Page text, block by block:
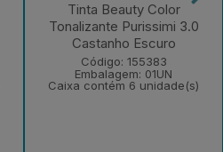
Tinta Beauty Color
Tonalizante Purissimi 3.0
Castanho Escuro
Código: 155383
Embalagem: 01UN
Caixa contém 6 unidade(s)